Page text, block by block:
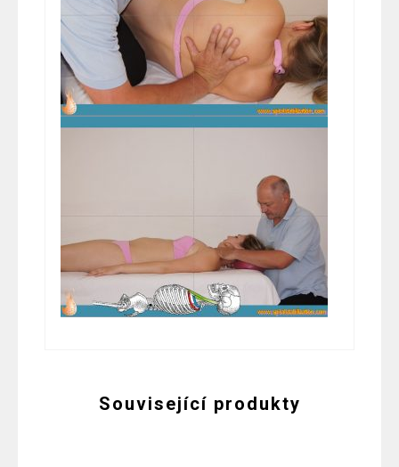
Související produkty